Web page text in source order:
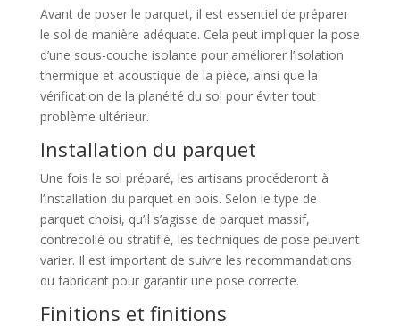
Avant de poser le parquet, il est essentiel de préparer
le sol de manière adéquate. Cela peut impliquer la pose
d’une sous-couche isolante pour améliorer l’isolation
thermique et acoustique de la pièce, ainsi que la
vérification de la planéité du sol pour éviter tout
problème ultérieur.
Installation du parquet
Une fois le sol préparé, les artisans procéderont à
l’installation du parquet en bois. Selon le type de
parquet choisi, qu’il s’agisse de parquet massif,
contrecollé ou stratifié, les techniques de pose peuvent
varier. Il est important de suivre les recommandations
du fabricant pour garantir une pose correcte.
Finitions et finitions